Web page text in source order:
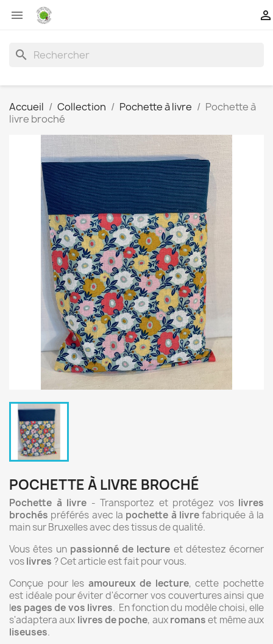
 
search
Accueil Collection Pochette à livre
Pochette à
livre broché
POCHETTE À LIVRE BROCHÉ
Pochette à livre - Transportez et protégez voslivres
brochés préférés avec la pochette à livrefabriquée à la
main sur Bruxelles avec des tissus de qualité.
Vous êtes un passionné de lecture et détestez écorner
voslivres ? Cet article est fait pour vous.
Conçue pour les amoureux de lecture, cette pochette
est idéale pour éviter d'écorner vos couvertures ainsi que
les pages de vos livres. En fonction du modèle choisi, elle
s'adaptera aux livres de poche, auxromanset même aux
liseuses.